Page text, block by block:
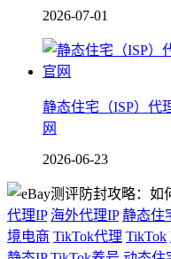
2026-07-01
静态住宅（ISP）
网
2026-06-23
代理IP 海外代理IP 静态住
境电商 TikTok代理 TikTok